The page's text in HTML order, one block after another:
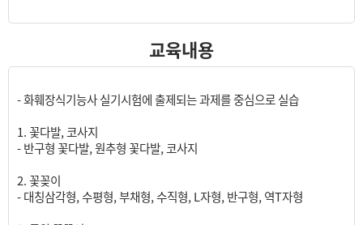
교육내용
- 화훼장식기능사 실기시험에 출제되는 과제를 중심으로 실습
1. 꽃다발, 코사지
- 반구형 꽃다발, 원추형 꽃다발, 코사지
2. 꽃꽂이
- 대칭삼각형, 수평형, 부채형, 수직형, L자형, 반구형, 역T자형